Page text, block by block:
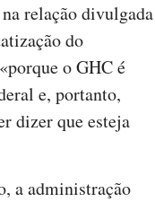
relação divulgada
do
o GHC é
e, portanto,
dizer que esteja
a administração